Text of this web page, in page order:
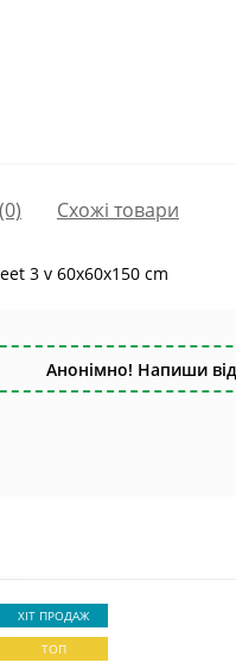
Схожі товари
3 v 60x60x150 cm
Анонімно! Напиши
ХІТ ПРОДАЖ
ТОП